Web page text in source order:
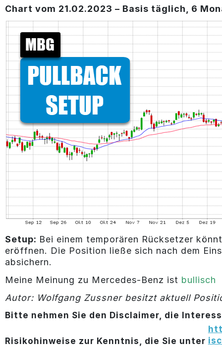
Chart vom 21.02.2023 – Basis täglich, 6
Setup: Bei einem temporären Rücksetzer
eröffnen. Die Position ließe sich nach dem
absichern.
Meine Meinung zu Mercedes-Benz ist bullisch
Autor: Wolfgang Zussner besitzt aktuell
Bitte nehmen Sie den Disclaimer, die
Risikohinweise zur Kenntnis, die Sie unter